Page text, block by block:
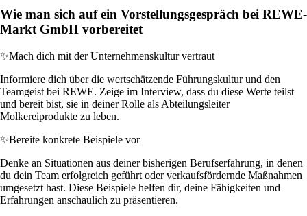
Wie man sich auf ein Vorstellungsgespräch bei REWE-
Markt GmbH vorbereitet
✨Mach dich mit der Unternehmenskultur vertraut
Informiere dich über die wertschätzende Führungskultur und den
Teamgeist bei REWE. Zeige im Interview, dass du diese Werte teilst
und bereit bist, sie in deiner Rolle als Abteilungsleiter
Molkereiprodukte zu leben.
✨Bereite konkrete Beispiele vor
Denke an Situationen aus deiner bisherigen Berufserfahrung, in denen
du dein Team erfolgreich geführt oder verkaufsfördernde Maßnahmen
umgesetzt hast. Diese Beispiele helfen dir, deine Fähigkeiten und
Erfahrungen anschaulich zu präsentieren.